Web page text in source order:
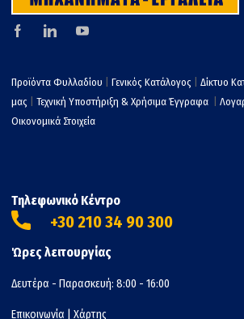
Προϊόντα Φυλλαδίου Γενικός Κατάλογος Δίκτυο
μας
Τεχνική Υποστήριξη & Χρήσιμα Έγγραφα
Οικονομικά Στοιχεία
Τηλεφωνικό Κέντρο
+30 210 34 90 300
Ώρες λειτουργίας
Δευτέρα - Παρασκευή: 8:00 - 16:00
Επικοινωνία Χάρτης